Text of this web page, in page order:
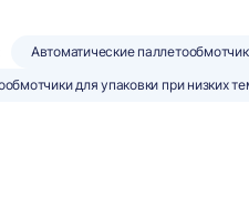
Автоматические
для упаковки при низких